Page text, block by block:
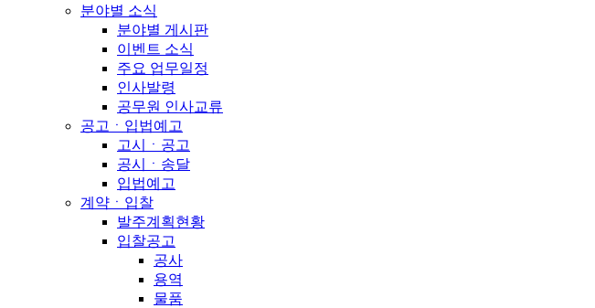
분야별 소식
분야별 게시판
이벤트 소식
주요 업무일정
인사발령
공무원 인사교류
공고ㆍ입법예고
고시ㆍ공고
공시ㆍ송달
입법예고
계약ㆍ입찰
발주계획현황
입찰공고
공사
용역
물품